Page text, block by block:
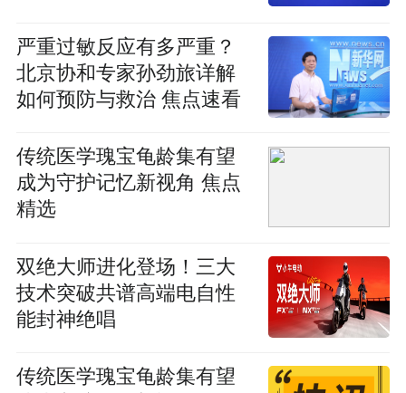
严重过敏反应有多严重？
北京协和专家孙劲旅详解
如何预防与救治 焦点速看
传统医学瑰宝龟龄集有望
成为守护记忆新视角 焦点
精选
双绝大师进化登场！三大
技术突破共谱高端电自性
能封神绝唱
传统医学瑰宝龟龄集有望